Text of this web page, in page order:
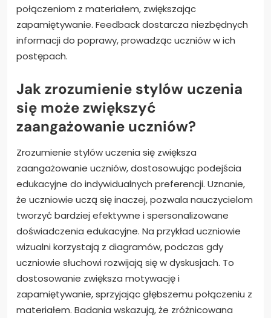
połączeniom z materiałem, zwiększając
zapamiętywanie. Feedback dostarcza niezbędnych
informacji do poprawy, prowadząc uczniów w ich
postępach.
Jak zrozumienie stylów uczenia
się może zwiększyć
zaangażowanie uczniów?
Zrozumienie stylów uczenia się zwiększa
zaangażowanie uczniów, dostosowując podejścia
edukacyjne do indywidualnych preferencji. Uznanie,
że uczniowie uczą się inaczej, pozwala nauczycielom
tworzyć bardziej efektywne i spersonalizowane
doświadczenia edukacyjne. Na przykład uczniowie
wizualni korzystają z diagramów, podczas gdy
uczniowie słuchowi rozwijają się w dyskusjach. To
dostosowanie zwiększa motywację i
zapamiętywanie, sprzyjając głębszemu połączeniu z
materiałem. Badania wskazują, że zróżnicowana